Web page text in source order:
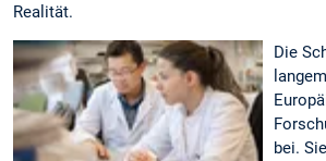
Realität.
Die
bei.